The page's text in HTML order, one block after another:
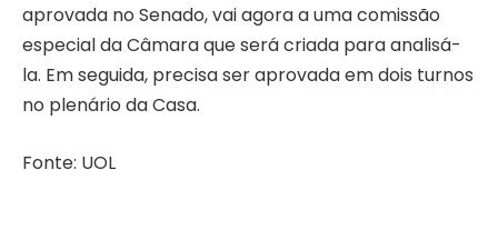
aprovada no Senado, vai agora a uma comissão
especial da Câmara que será criada para analisá-
la. Em seguida, precisa ser aprovada em dois turnos
no plenário da Casa.
Fonte: UOL